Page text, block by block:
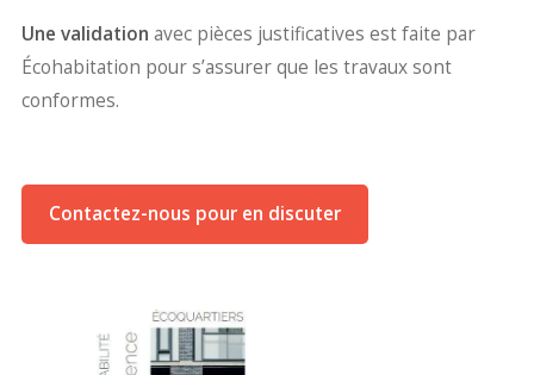
Une validation avec pièces justificatives est faite par
Écohabitation pour s’assurer que les travaux sont
conformes.
Contactez-nous pour en discuter